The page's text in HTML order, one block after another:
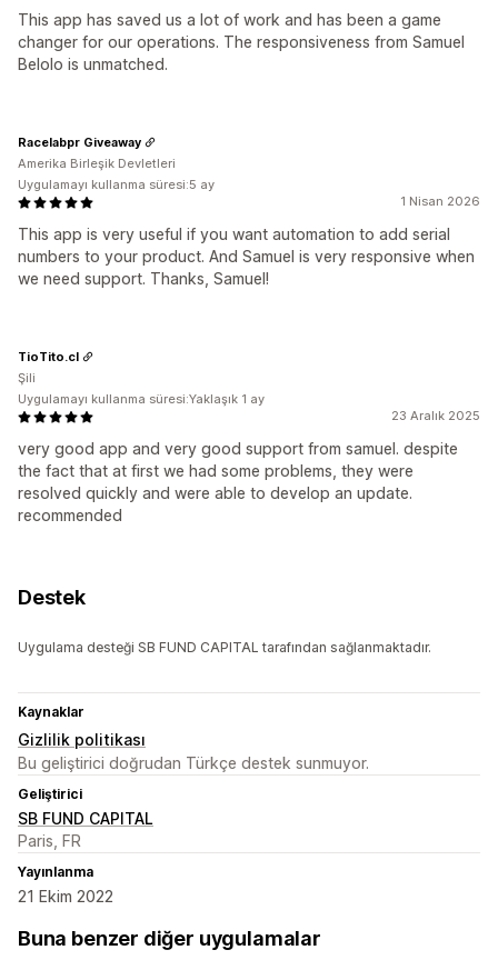
This app has saved us a lot of work and has been a game
changer for our operations. The responsiveness from Samuel
Belolo is unmatched.
1 Nisan 2026
This app is very useful if you want automation to add serial
numbers to your product. And Samuel is very responsive when
we need support. Thanks, Samuel!
Racelabpr Giveaway
Amerika Birleşik Devletleri
Uygulamayı kullanma süresi:5 ay
23 Aralık 2025
very good app and very good support from samuel. despite
the fact that at first we had some problems, they were
resolved quickly and were able to develop an update.
recommended
TioTito.cl
Şili
Uygulamayı kullanma süresi:Yaklaşık 1 ay
Destek
Uygulama desteği SB FUND CAPITAL tarafından sağlanmaktadır.
Kaynaklar
Gizlilik politikası
Bu geliştirici doğrudan Türkçe destek sunmuyor.
Geliştirici
SB FUND CAPITAL
Paris, FR
Yayınlanma
21 Ekim 2022
Buna benzer diğer uygulamalar